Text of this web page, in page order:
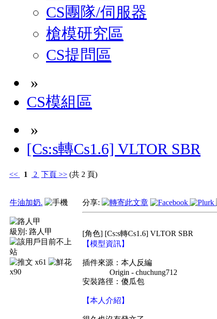
CS團隊/伺服器
槍模研究區
CS提問區
»
CS模組區
»
[Cs:s轉Cs1.6] VLTOR SBR
<< 1 2 下頁 >> (共 2 頁)
牛油加奶.
級別: 路人甲
x61
x90
分享:
[角色] [Cs:s轉Cs1.6] VLTOR SBR
【模型資訊】
插件來源：本人反編
Origin - chuchung712
安裝路徑：傻瓜包
【本人 介紹】